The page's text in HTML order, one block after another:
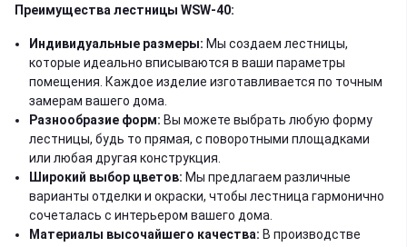
Преимущества лестницы WSW-40:
Индивидуальные размеры: Мы создаем лестницы,
которые идеально вписываются в ваши параметры
помещения. Каждое изделие изготавливается по точным
замерам вашего дома.
Разнообразие форм: Вы можете выбрать любую форму
лестницы, будь то прямая, с поворотными площадками
или любая другая конструкция.
Широкий выбор цветов: Мы предлагаем различные
варианты отделки и окраски, чтобы лестница гармонично
сочеталась с интерьером вашего дома.
Материалы высочайшего качества: В производстве